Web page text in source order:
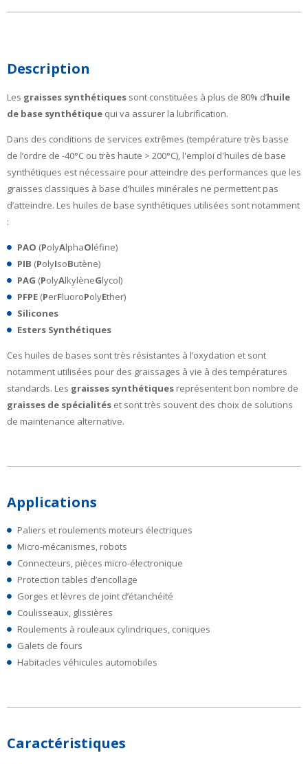
Description
Les graisses synthétiques sont constituées à plus de 80% d’huile
de base synthétique qui va assurer la lubrification.
Dans des conditions de services extrêmes (température très basse
de l’ordre de -40°C ou très haute > 200°C), l'emploi d'huiles de base
synthétiques est nécessaire pour atteindre des performances que les
graisses classiques à base d’huiles minérales ne permettent pas
d’atteindre. Les huiles de base synthétiques utilisées sont notamment
:
PAO (PolyAlphaOléfine)
PIB (PolyIsoButène)
PAG (PolyAlkylèneGlycol)
PFPE (PerFluoroPolyEther)
Silicones
Esters Synthétiques
Ces huiles de bases sont très résistantes à l’oxydation et sont
notamment utilisées pour des graissages à vie à des températures
standards. Les graisses synthétiques représentent bon nombre de
graisses de spécialités et sont très souvent des choix de solutions
de maintenance alternative.
Applications
Paliers et roulements moteurs électriques
Micro-mécanismes, robots
Connecteurs, pièces micro-électronique
Protection tables d’encollage
Gorges et lèvres de joint d’étanchéité
Coulisseaux, glissières
Roulements à rouleaux cylindriques, coniques
Galets de fours
Habitacles véhicules automobiles
Caractéristiques